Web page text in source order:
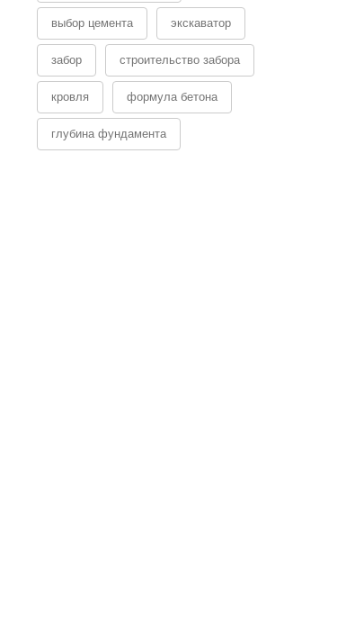
выбор цемента экскаватор
забор строительство забора
кровля формула бетона
глубина фундамента